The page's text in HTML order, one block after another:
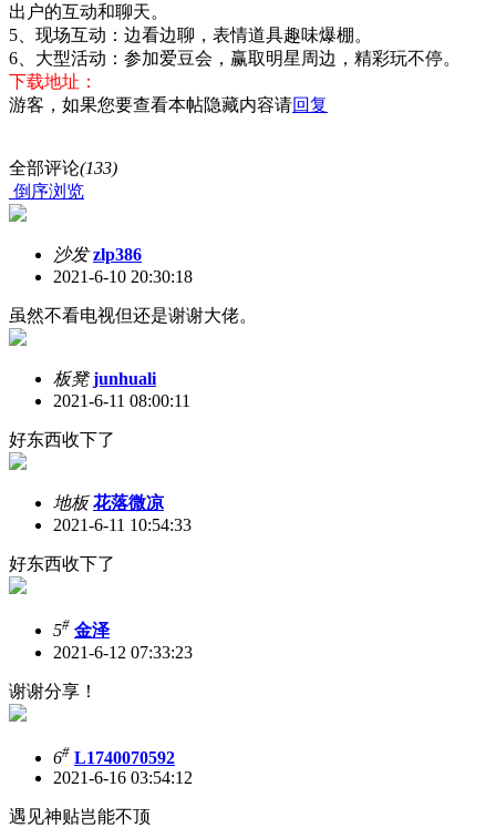
出户的互动和聊天。
5、现场互动：边看边聊，表情道具趣味爆棚。
6、大型活动：参加爱豆会，赢取明星周边，精彩玩不停。
下载地址：
游客，如果您要查看本帖隐藏内容请回复
全部评论(133)
倒序浏览
沙发 zlp386
2021-6-10 20:30:18
虽然不看电视但还是谢谢大佬。
板凳 junhuali
2021-6-11 08:00:11
好东西收下了
地板 花落微凉
2021-6-11 10:54:33
好东西收下了
5# 金泽
2021-6-12 07:33:23
谢谢分享！
6# L1740070592
2021-6-16 03:54:12
遇见神贴岂能不顶